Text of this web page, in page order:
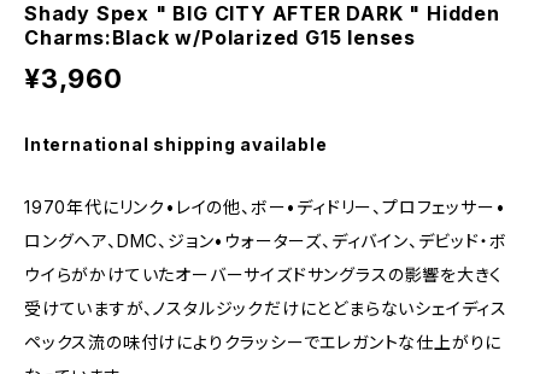
Shady Spex " BIG CITY AFTER DARK " Hidden
Charms:Black w/Polarized G15 lenses
¥3,960
International shipping available
1970年代にリンク•レイの他、ボー•ディドリー、プロフェッサー•
ロングヘア、DMC、ジョン•ウォーターズ、ディバイン、デビッド・ボ
ウイらがかけていたオーバーサイズドサングラスの影響を大きく
受けていますが、ノスタルジックだけにとどまらないシェイディス
ペックス流の味付けによりクラッシーでエレガントな仕上がりに